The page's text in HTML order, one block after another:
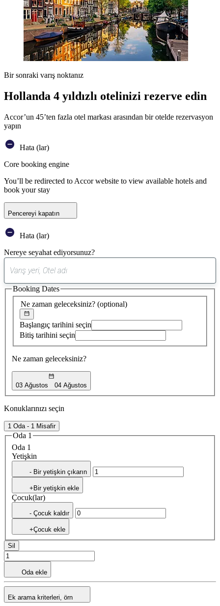
Bir sonraki varış noktanız
Hollanda 4 yıldızlı otelinizi rezerve edin
Accor’un 45’ten fazla otel markası arasından bir otelde rezervasyon
yapın
Hata (lar)
Core booking engine
You’ll be redirected to Accor website to view available hotels and
book your stay
Pencereyi kapatın
Hata (lar)
Nereye seyahat ediyorsunuz?
öneri
bulundu
Ne zaman geleceksiniz? (optional)
Başlangıç tarihini seçin
Bitiş tarihini seçin
Ne zaman geleceksiniz?
03 Ağustos 04 Ağustos
Booking Dates
Konuklarınızı seçin
1 Oda - 1 Misafir
Oda 1
Oda 1
Yetişkin
- Bir yetişkin çıkarın
+Bir yetişkin ekle
Çocuk(lar)
- Çocuk kaldır
+Çocuk ekle
Sil
Oda ekle
Ek arama kriterleri, örn